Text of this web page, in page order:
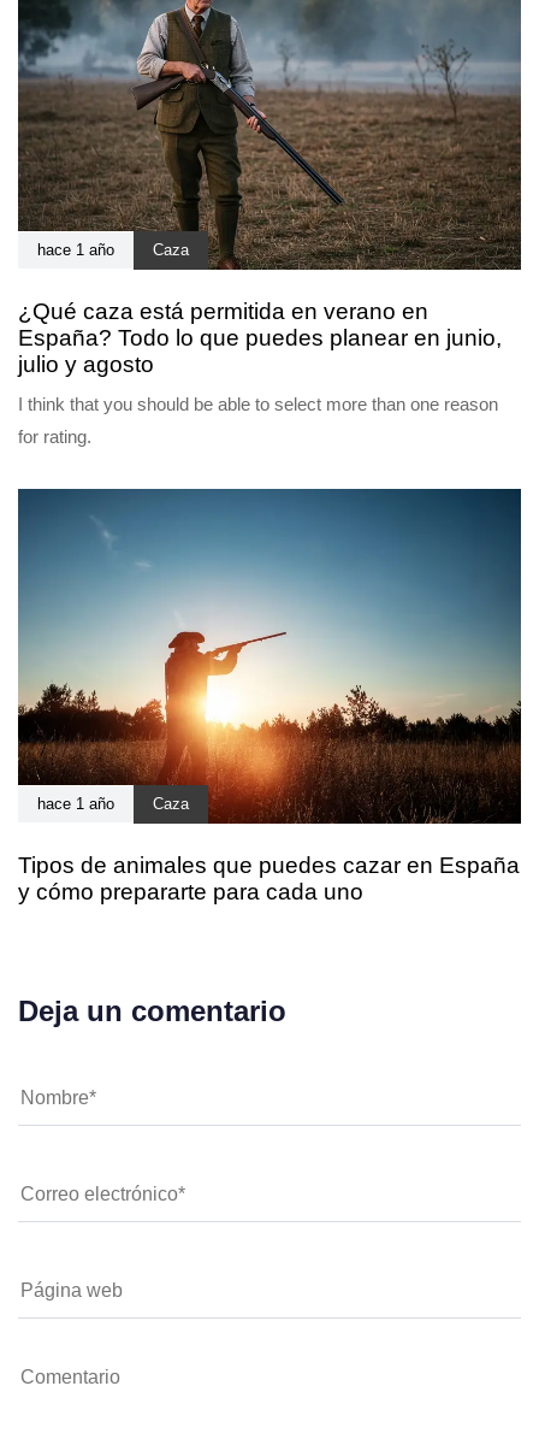
hace 1 año Caza
¿Qué caza está permitida en verano en
España? Todo lo que puedes planear en junio,
julio y agosto
I think that you should be able to select more than one reason
for rating.
hace 1 año Caza
Tipos de animales que puedes cazar en España
y cómo prepararte para cada uno
Deja un comentario